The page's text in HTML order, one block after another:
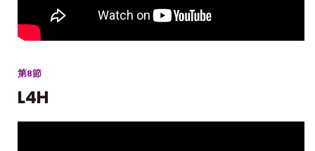
第8節
L4H